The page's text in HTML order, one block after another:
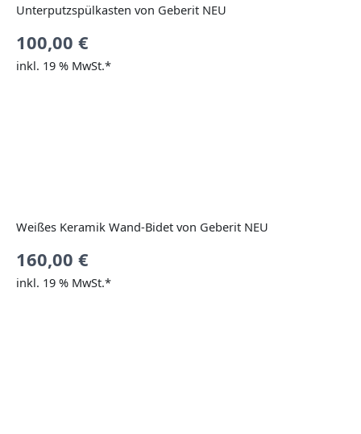
Unterputzspülkasten von Geberit NEU
100,00 €
inkl. 19 % MwSt.*
Weißes Keramik Wand-Bidet von Geberit NEU
160,00 €
inkl. 19 % MwSt.*